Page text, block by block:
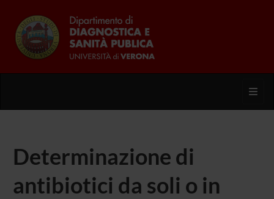
Determinazione di
antibiotici da soli o in